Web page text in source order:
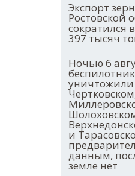
Экспорт
Ростовской
сократился
397 тысяч
Ночью 6
уничтожили
и
данным,
земле нет